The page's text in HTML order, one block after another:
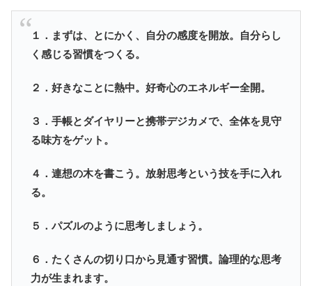
１．まずは、とにかく、自分の感度を開放。自分らし
く感じる習慣をつくる。
２．好きなことに熱中。好奇心のエネルギー全開。
３．手帳とダイヤリーと携帯デジカメで、全体を見守
る味方をゲット。
４．連想の木を書こう。放射思考という技を手に入れ
る。
５．パズルのように思考しましょう。
６．たくさんの切り口から見通す習慣。論理的な思考
力が生まれます。